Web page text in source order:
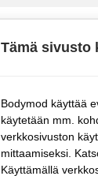
Tämä sivusto
Bodymod käyttää
käytetään mm.
verkkosivuston
mittaamiseksi.
Käyttämällä